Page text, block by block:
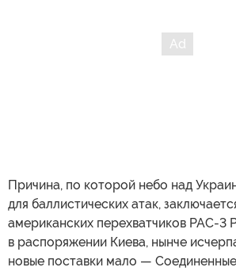
Причина, по которой небо над
для баллистических атак,
американских перехватчиков PAC-3
в распоряжении Киева, нынче
новые поставки мало —